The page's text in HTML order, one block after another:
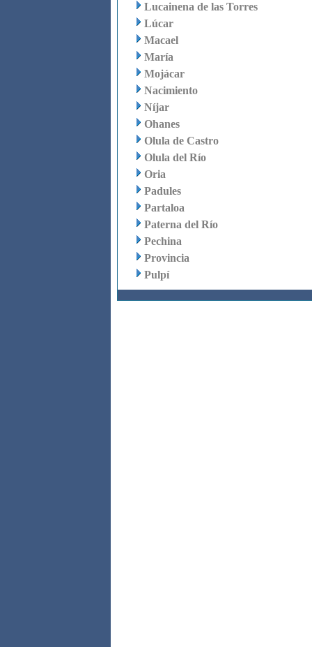
Lucainena de las Torres
Lúcar
Macael
María
Mojácar
Nacimiento
Níjar
Ohanes
Olula de Castro
Olula del Río
Oria
Padules
Partaloa
Paterna del Río
Pechina
Provincia
Pulpí